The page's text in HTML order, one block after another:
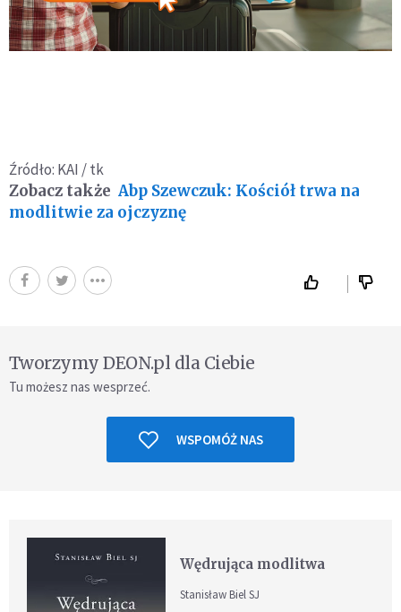
Źródło: KAI / tk
Zobacz także Abp Szewczuk: Kościół trwa na
modlitwie za ojczyznę
Tworzymy DEON.pl dla Ciebie
Tu możesz nas wesprzeć.
WSPOMÓŻ NAS
Wędrująca modlitwa
Stanisław Biel SJ